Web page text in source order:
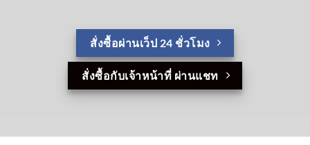
สั่งซื้อผ่านเว็ป 24 ชั่วโมง
สั่งซื้อกับเจ้าหน้าที่ ผ่านแชท